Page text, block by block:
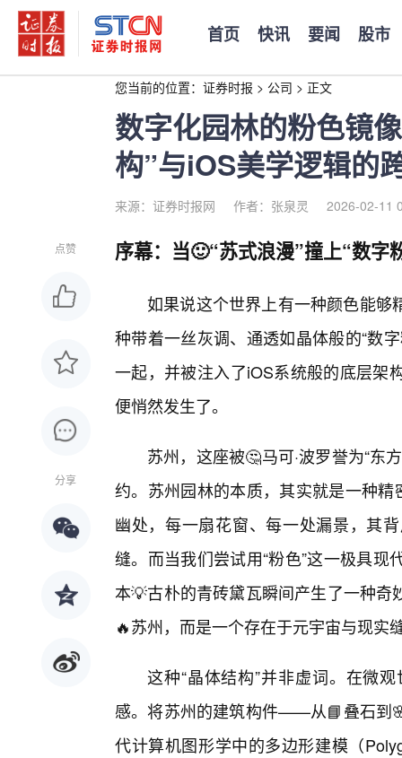
首页 快讯 要闻 股市
您当前的位置： 证券时报 > 公司 > 正文
数字化园林的粉色镜
构”与iOS美学逻辑的
来源：证券时报网 作者：张泉灵 2026-02-11
点赞
分享
序幕：当🙂“苏式浪漫”撞上“数字
如果说这个世界上有一种颜色能够
种带着一丝灰调、通透如晶体般的“数
一起，并被注入了iOS系统般的底层架
便悄然发生了。
苏州，这座被🤔马可·波罗誉为“东
约。苏州园林的本质，其实就是一种
幽处，每一扇花窗、每一处漏景，其
缝。而当我们尝试用“粉色”这一极具
本💡古朴的青砖黛瓦瞬间产生了一种
🔥苏州，而是一个存在于元宇宙与现实
这种“晶体结构”并非虚词。在微
感。将苏州的建筑构件——从📘叠石到
代计算机图形学中的多边形建模（